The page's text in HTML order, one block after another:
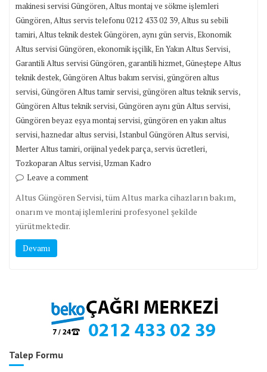
makinesi servisi Güngören,Altus montaj ve sökme işlemleri
Güngören,Altus servis telefonu 0212 433 02 39,Altus su sebili
tamiri,Altus teknik destek Güngören,aynı gün servis,Ekonomik
Altus servisi Güngören,ekonomik işçilik,En Yakın Altus Servisi,
Garantili Altus servisi Güngören,garantili hizmet,Güneştepe Altus
teknik destek,Güngören Altus bakım servisi,güngören altus
servisi,Güngören Altus tamir servisi,güngören altus teknik servis,
Güngören Altus teknik servisi,Güngören aynı gün Altus servisi,
Güngören beyaz eşya montaj servisi,güngören en yakın altus
servisi,haznedar altus servisi,İstanbul Güngören Altus servisi,
Merter Altus tamiri,orijinal yedek parça,servis ücretleri,
Tozkoparan Altus servisi,Uzman Kadro
Leave a comment
Altus Güngören Servisi, tüm Altus marka cihazların bakım,
onarım ve montaj işlemlerini profesyonel şekilde
yürütmektedir.
Devamı
Talep Formu